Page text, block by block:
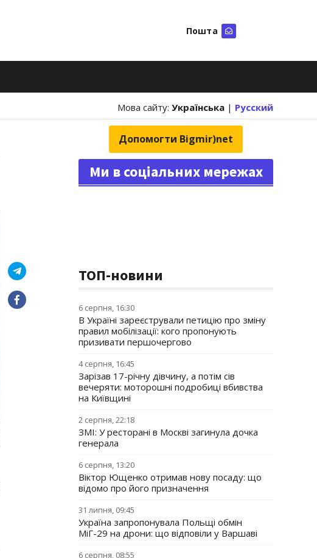
Пошта
Мова сайту: Українська | Русский
Допомогти Bigmir)net
Ми в соціальних мережах
ТОП-новини
6 серпня, 16:30
В Україні зареєстрували петицію про зміну
правил мобілізації: кого пропонують
призивати першочергово
4 серпня, 16:45
Зарізав 17-річну дівчину, а потім сів
вечеряти: моторошні подробиці вбивства
на Київщині
2 серпня, 22:18
ЗМІ: У ресторані в Москві загинула дочка
генерала
6 серпня, 13:20
Віктор Ющенко отримав нову посаду: що
відомо про його призначення
31 липня, 09:45
Україна запропонувала Польщі обмін
МіГ-29 на дрони: що відповіли у Варшаві
6 серпня, 08:55